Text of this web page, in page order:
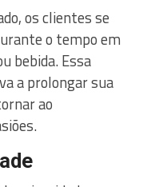
os clientes se
o tempo em
bebida. Essa
a prolongar sua
ao